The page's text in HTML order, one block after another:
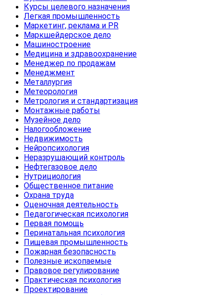
Курсы целевого назначения
Легкая промышленность
Маркетинг, реклама и PR
Маркшейдерское дело
Машиностроение
Медицина и здравоохранение
Менеджер по продажам
Менеджмент
Металлургия
Метеорология
Метрология и стандартизация
Монтажные работы
Музейное дело
Налогообложение
Недвижимость
Нейропсихология
Неразрушающий контроль
Нефтегазовое дело
Нутрициология
Общественное питание
Охрана труда
Оценочная деятельность
Педагогическая психология
Первая помощь
Перинатальная психология
Пищевая промышленность
Пожарная безопасность
Полезные ископаемые
Правовое регулирование
Практическая психология
Проектирование